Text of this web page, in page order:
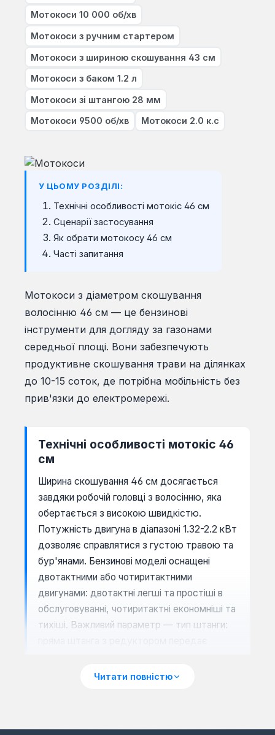
Мотокоси 10 000 об/хв
Мотокоси з ручним стартером
Мотокоси з шириною скошування 43 см
Мотокоси з баком 1.2 л
Мотокоси зі штангою 28 мм
Мотокоси 9500 об/хв Мотокоси 2.0 к.с
У ЦЬОМУ РОЗДІЛІ:
Технічні особливості мотокіс 46 см
Сценарії застосування
Як обрати мотокосу 46 см
Часті запитання
Мотокоси з діаметром скошування
волосінню 46 см — це бензинові
інструменти для догляду за газонами
середньої площі. Вони забезпечують
продуктивне скошування трави на ділянках
до 10-15 соток, де потрібна мобільність без
прив'язки до електромережі.
Технічні особливості мотокіс 46
см
Ширина скошування 46 см досягається
завдяки робочій головці з волосінню, яка
обертається з високою швидкістю.
Потужність двигуна в діапазоні 1.32-2.2 кВт
дозволяє справлятися з густою травою та
бур'янами. Бензинові моделі оснащені
двотактними або чотиритактними
двигунами: двотактні легші та простіші в
обслуговуванні, чотиритактні економніші та
тихіші. Важливий параметр — тип штанги:
вал, і підходить для інтенсивної роботи.
Сценарії застосування
Читати повністю